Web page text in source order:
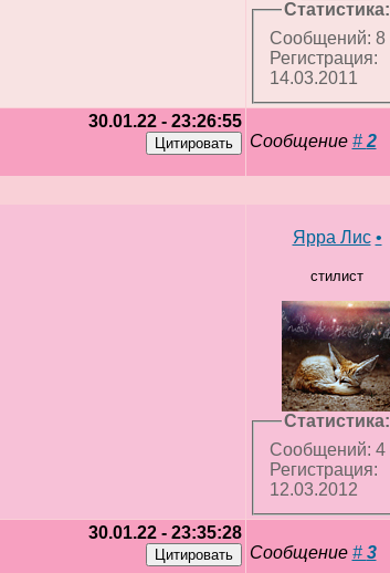
Статистика:
Сообщений: 8
Регистрация:
14.03.2011
30.01.22 - 23:26:55
Сообщение # 2
Ярра Лис •
стилист
Статистика:
Сообщений: 4
Регистрация:
12.03.2012
30.01.22 - 23:35:28
Сообщение # 3